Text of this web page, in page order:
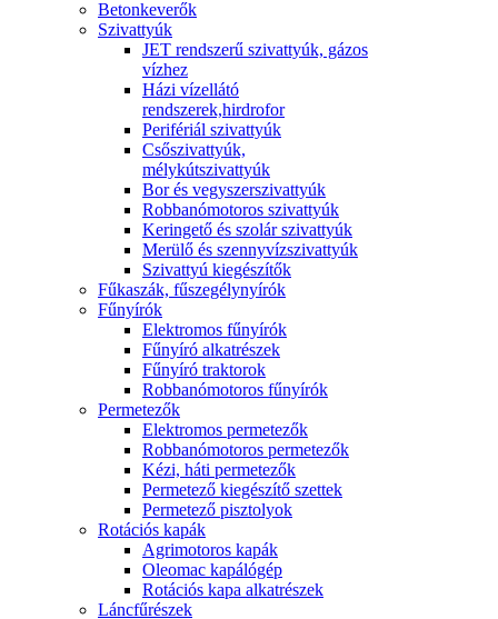
Betonkeverők
Szivattyúk
JET rendszerű szivattyúk, gázos
vízhez
Házi vízellátó
rendszerek,hirdrofor
Perifériál szivattyúk
Csőszivattyúk,
mélykútszivattyúk
Bor és vegyszerszivattyúk
Robbanómotoros szivattyúk
Keringető és szolár szivattyúk
Merülő és szennyvízszivattyúk
Szivattyú kiegészítők
Fűkaszák, fűszegélynyírók
Fűnyírók
Elektromos fűnyírók
Fűnyíró alkatrészek
Fűnyíró traktorok
Robbanómotoros fűnyírók
Permetezők
Elektromos permetezők
Robbanómotoros permetezők
Kézi, háti permetezők
Permetező kiegészítő szettek
Permetező pisztolyok
Rotációs kapák
Agrimotoros kapák
Oleomac kapálógép
Rotációs kapa alkatrészek
Láncfűrészek